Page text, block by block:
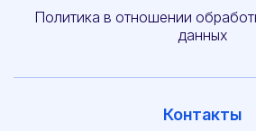
Политика в отношении
данных
Контакты